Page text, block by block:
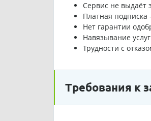
Сервис не выдаёт
Платная подписка
Нет гарантии
Навязывание
Трудности с
Требования к